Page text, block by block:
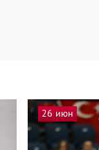
26 июн